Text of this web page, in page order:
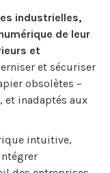
industrielles,
de leur
et
et sécuriser
obsolètes –
et inadaptés aux
intuitive,